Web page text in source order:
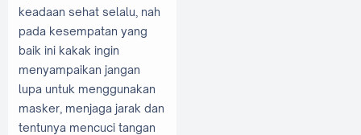
keadaan sehat selalu, nah
pada kesempatan yang
baik ini kakak ingin
menyampaikan jangan
lupa untuk menggunakan
masker, menjaga jarak dan
tentunya mencuci tangan